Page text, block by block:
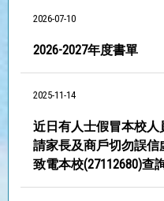
2026-07-10
2026-2027年度書單
2025-11-14
近日有人士假冒本校
請家長及商戶切勿誤
致電本校(27112680)查